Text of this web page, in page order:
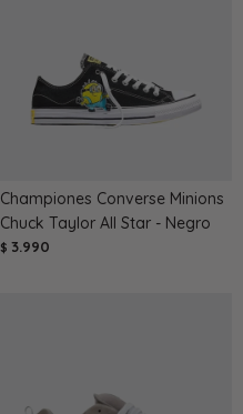
Championes Converse Minions
Chuck Taylor All Star - Negro
$ 3.990